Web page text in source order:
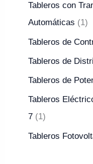
Tableros con
Automáticas
1
Tableros de
Tableros de
Tableros de
Tableros
7
1
Tableros